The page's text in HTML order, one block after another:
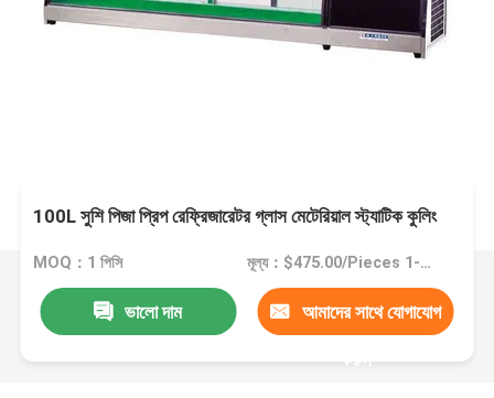
100L সুশি পিজা প্রিপ রেফ্রিজারেটর গ্লাস মেটেরিয়াল স্ট্যাটিক কুলিং
MOQ：1 পিসি মূল্য：$475.00/Pieces 1-9 Pieces
ভালো দাম আমাদের সাথে যোগাযোগ
করুন